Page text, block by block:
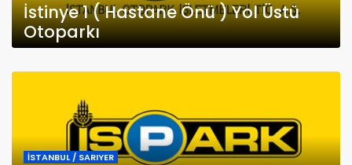
İstinye 1 ( Hastane Önü ) Yol Üstü
Otoparkı
İSTANBUL / SARIYER